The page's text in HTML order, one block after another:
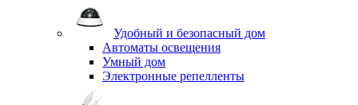
Удобный и безопасный дом
Автоматы освещения
Умный дом
Электронные репелленты